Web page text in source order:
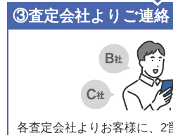
③査定会社よりご連絡
各査定会社よりお客様に、2